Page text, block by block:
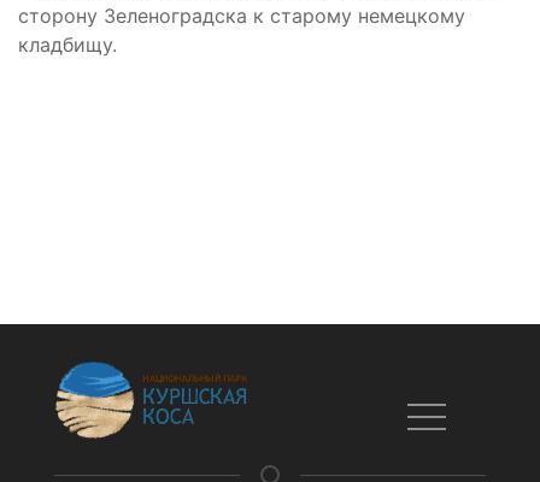
сторону Зеленоградска к старому немецкому
кладбищу.